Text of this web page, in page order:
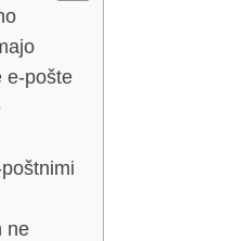
e-pošte
ne